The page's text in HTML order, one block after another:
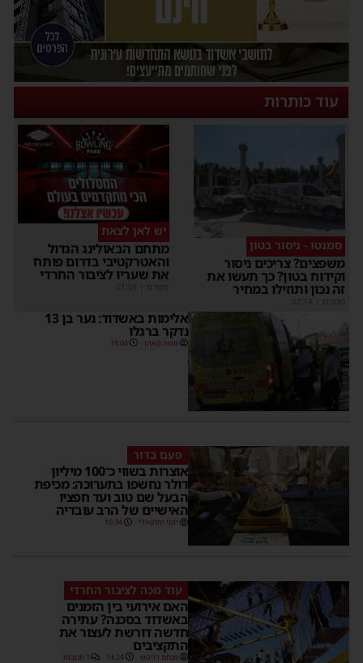
עוד כותרות
סמנטו - ניסור בטון
משפצים? צריכים ניסור
וקידוח בטון? כך תעשו את
זה נכון ותוזילו במחיר
מקודם
יש לאן לצאת
מתחם הבאולינג הגדול
והאטרקטיבי בדרום פותח
את שעריו לציבור החרדי
מקודם
אלימות באשדוד: נער בן 13
נדקר ברגלו
משה קאהן 18:04
פעם בדור
אוצרות בשווי כ־100 מיליון
דולר נחשפו בתערוכה: מכיפת
הבעל שם טוב ועד חפציו
האישיים של הרב עובדיה
יוסי יחזקאלי 16:34
עוד מכה לציבור החרדי
האם אירועי בין הזמנים
באשדוד בסכנה? עתירה
חדשה דורשת לעצור את
התקציבים
מנחם דויטש 14:24 1 תגובות